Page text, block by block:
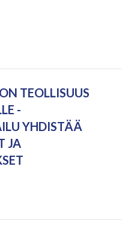
TEOLLISUUS
-
YHDISTÄÄ
JA